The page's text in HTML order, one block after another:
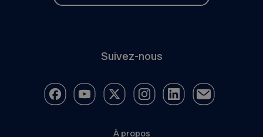
Suivez-nous
À propos